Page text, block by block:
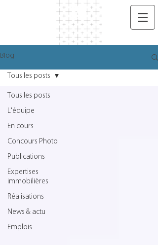
Blog
Tous les posts
L'équipe
En cours
Concours Photo
Publications
Expertises
immobilières
Réalisations
News & actu
Emplois
Tous les posts